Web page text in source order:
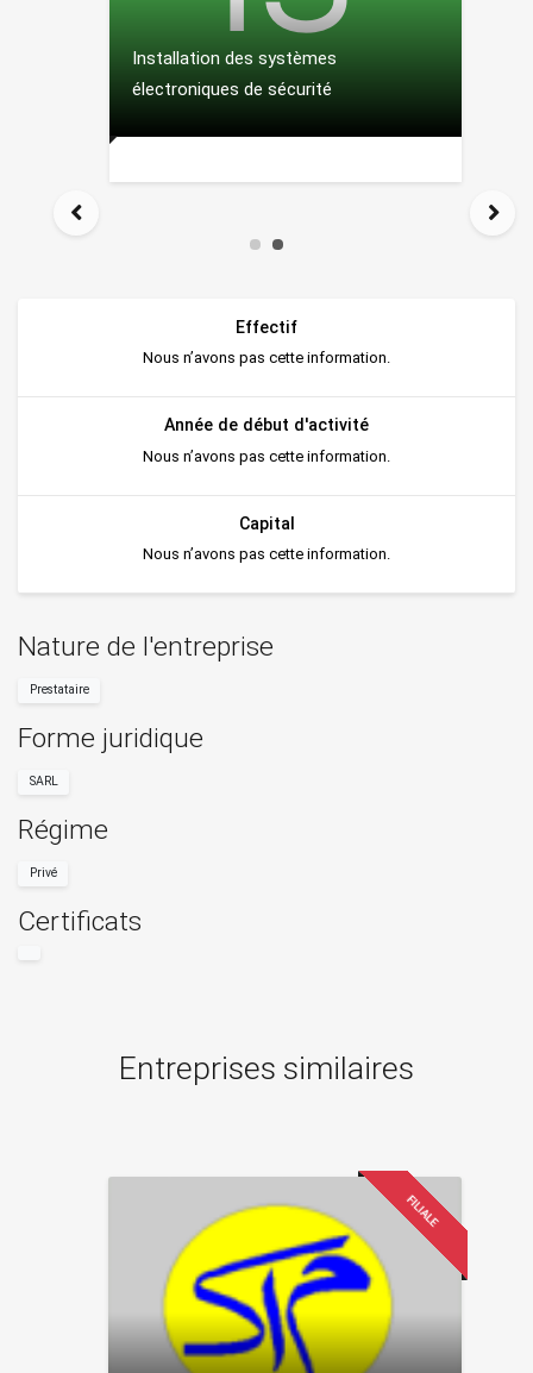
Installation des systèmes
électroniques de sécurité
Effectif
Nous n’avons pas cette information.
Année de début d'activité
Nous n’avons pas cette information.
Capital
Nous n’avons pas cette information.
Nature de l'entreprise
Prestataire
Forme juridique
SARL
Régime
Privé
Certificats
Entreprises similaires
FILIALE